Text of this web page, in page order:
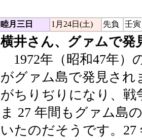
睦月三日 1月24日(土) 先負 壬寅
横井さん、グァムで発
1972年（昭和47年）
がグァム島で発見され
がちりぢりになり、
ま 27 年間もグァム島
いたのだそうです。